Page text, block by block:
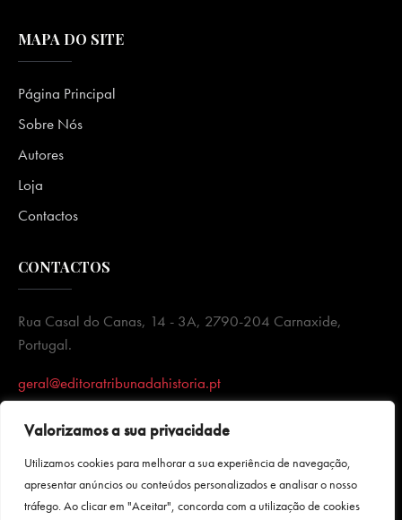
Valorizamos a sua privacidade
Utilizamos cookies para melhorar a sua experiência de navegação,
apresentar anúncios ou conteúdos personalizados e analisar o nosso
tráfego. Ao clicar em "Aceitar", concorda com a utilização de cookies
MAPA DO SITE
Página Principal
Sobre Nós
Autores
Loja
Contactos
CONTACTOS
Rua Casal do Canas, 14 - 3A, 2790-204 Carnaxide,
Portugal.
geral@editoratribunadahistoria.pt